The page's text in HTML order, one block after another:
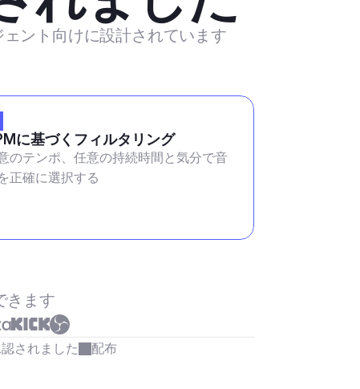
ント向けに設計されています
に基づくフィルタリング
のテンポ、任意の持続時間と気分で音
正確に選択する
きます
されました 配布